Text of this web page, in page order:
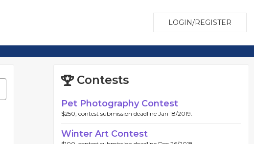
LOGIN/REGISTER
Contests
Pet Photography Contest
$250, contest submission deadline Jan 18/2019.
Winter Art Contest